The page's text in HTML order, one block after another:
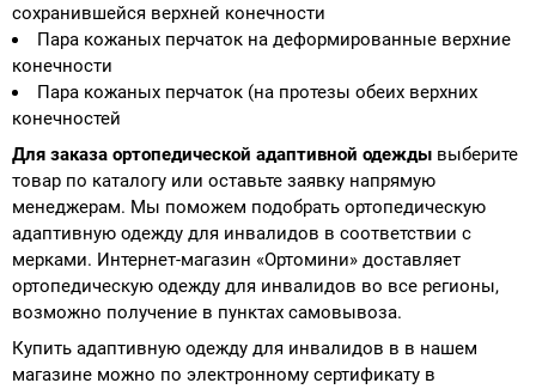
сохранившейся верхней конечности
Пара кожаных перчаток на деформированные верхние
конечности
Пара кожаных перчаток (на протезы обеих верхних
конечностей
Для заказа ортопедической адаптивной одежды выберите
товар по каталогу или оставьте заявку напрямую
менеджерам. Мы поможем подобрать ортопедическую
адаптивную одежду для инвалидов в соответствии с
мерками. Интернет-магазин «Ортомини» доставляет
ортопедическую одежду для инвалидов во все регионы,
возможно получение в пунктах самовывоза.
Купить адаптивную одежду для инвалидов в в нашем
магазине можно по электронному сертификату в